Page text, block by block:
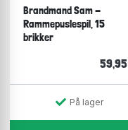
Brandmand Sam -
Rammepuslespil, 15
brikker
59,95
På lager